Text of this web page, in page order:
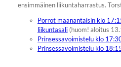
ensimmäinen liikuntaharrastus.
Pörröt maanantaisin klo
liikuntasali(huom! aloitus
Prinsessavoimistelu klo
Prinsessavoimistelu klo